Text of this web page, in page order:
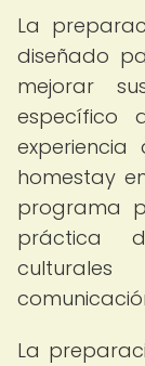
La
diseñado
mejorar
específico
homestay
programa
práctica
La